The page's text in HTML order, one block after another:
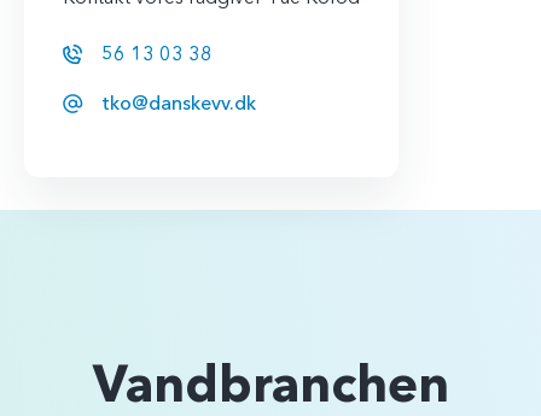
56 13 03 38
tko@danskevv.dk
Vandbranchen